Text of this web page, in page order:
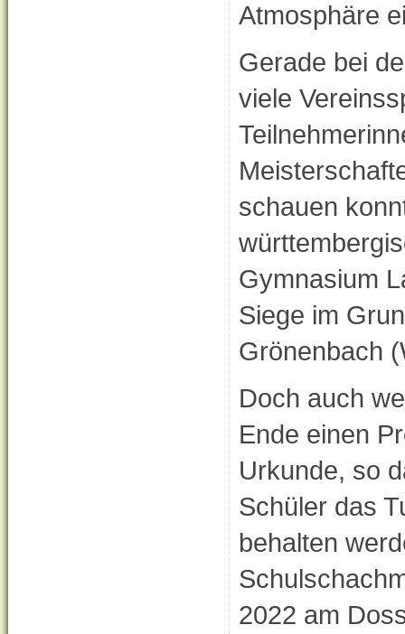
Atmosphäre
Gerade bei
viele
schauen
Gymnasium
Siege im
Grönenbach
Doch auch
Ende einen
Urkunde, so
Schüler das
behalten
2022 am